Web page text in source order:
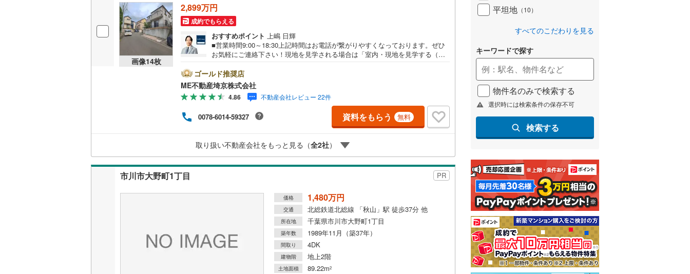
画像14枚
2,899万円
成約でもらえる
おすすめポイント 上嶋 日輝
■営業時間9:00～18:30上記時間はお電話が繋がりやすくなっております。ぜひ
お気軽にご連絡下さい！現地を見学される場合は「室内・現地を見学する（無
能です。■ご来店特典1.ご見学、ご来店後にアンケート記入でもれなく3、000円
のQUOカードプレゼント（1組様1回限り後日郵送）2.未公開の物件情報をご紹
介3.不動産ご購入、ご売却、太陽光発電システムご検討中のお客様、ご紹介で
もれなくQUOカード3、000円分プレゼント更にご紹介のお客様が弊社仲介にて
ご契約頂くと、1万円から最大10万円のご紹介料をお支払いさせて頂きます！詳
しくはスタッフ迄■県内有数の大型店舗1.店舗敷地内に大型駐車場完備、マイカ
ーでも安心！2.チャイルドスペース、授乳室、ベビーベッド完備3.他にもファミ
むつ、アメニティ、大型個室2部屋、各ブースモニター等
ゴールド推奨店
ME不動産埼京株式会社
4.86 不動産会社レビュー 22件
0078-6014-59327 資料をもらう 無料
取り扱い不動産会社をもっと見る（全2社）
市川市大野町1丁目 PR
価格 1,480万円
交通 北総鉄道北総線 「秋山」駅 徒歩37分 他
所在地 千葉県市川市大野町1丁目
築年数 1989年11月（築37年）
間取り 4DK
建物階 地上2階
土地面積 89.22m2
平坦地 （10）
すべてのこだわりを見る
キーワードで探す
物件名のみで検索する
選択時には検索条件の保存不可
検索する